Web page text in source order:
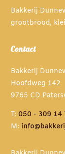
Bakkerij
grootbrood,
Contact
Bakkerij
Hoofdweg 142
9765 CD
T:050 - 309 14
M: